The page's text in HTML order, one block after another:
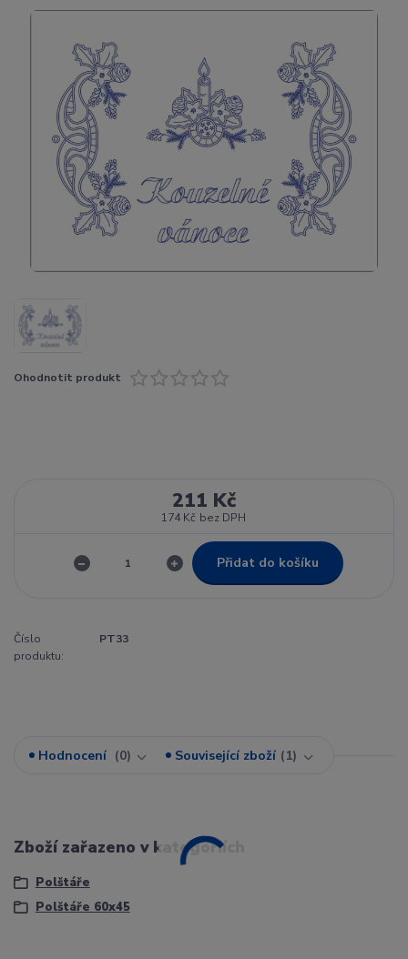
Ohodnotit produkt
211 Kč
174 Kč bez DPH
Přidat do košíku
Číslo
produktu:
PT33
Hodnocení 0 Související zboží 1
Zboží zařazeno v kategoriích
Polštáře
Polštáře 60x45